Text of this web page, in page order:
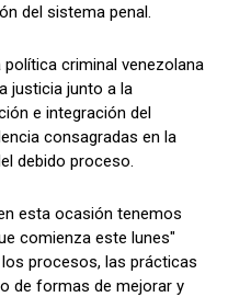
del sistema penal.
criminal venezolana
justicia junto a la
e integración del
consagradas en la
debido proceso.
esta ocasión tenemos
comienza este lunes"
procesos, las prácticas
de formas de mejorar y